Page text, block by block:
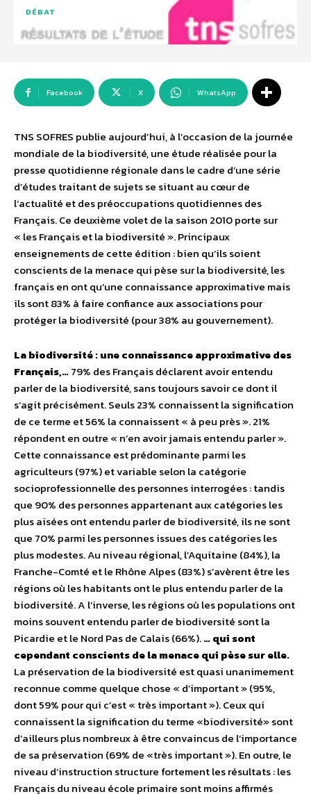
DÉBAT
Facebook X WhatsApp
TNS SOFRES publie aujourd’hui, à l’occasion de la journée
mondiale de la biodiversité, une étude réalisée pour la
presse quotidienne régionale dans le cadre d’une série
d’études traitant de sujets se situant au cœur de
l’actualité et des préoccupations quotidiennes des
Français. Ce deuxième volet de la saison 2010 porte sur
« les Français et la biodiversité ». Principaux
enseignements de cette édition : bien qu’ils soient
conscients de la menace qui pèse sur la biodiversité, les
français en ont qu’une connaissance approximative mais
ils sont 83% à faire confiance aux associations pour
protéger la biodiversité (pour 38% au gouvernement).
La biodiversité : une connaissance approximative des
Français,…79% des Français déclarent avoir entendu
parler de la biodiversité, sans toujours savoir ce dont il
s’agit précisément. Seuls 23% connaissent la signification
de ce terme et 56% la connaissent « à peu près ». 21%
répondent en outre « n’en avoir jamais entendu parler ».
Cette connaissance est prédominante parmi les
agriculteurs (97%) et variable selon la catégorie
socioprofessionnelle des personnes interrogées : tandis
que 90% des personnes appartenant aux catégories les
plus aisées ont entendu parler de biodiversité, ils ne sont
que 70% parmi les personnes issues des catégories les
plus modestes. Au niveau régional, l’Aquitaine (84%), la
Franche-Comté et le Rhône Alpes (83%) s’avèrent être les
régions où les habitants ont le plus entendu parler de la
biodiversité. A l’inverse, les régions où les populations ont
moins souvent entendu parler de biodiversité sont la
Picardie et le Nord Pas de Calais (66%).… qui sont
cependant conscients de la menace qui pèse sur elle.
La préservation de la biodiversité est quasi unanimement
reconnue comme quelque chose « d’important » (95%,
dont 59% pour qui c’est « très important »). Ceux qui
connaissent la signification du terme «biodiversité» sont
d’ailleurs plus nombreux à être convaincus de l’importance
de sa préservation (69% de «très important »). En outre, le
niveau d’instruction structure fortement les résultats : les
Français du niveau école primaire sont moins affirmés